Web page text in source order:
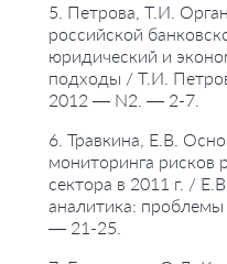
5. Петрова, Т.И.
российской
юридический и
подходы / Т.И.
2012 — N2. — 2-7.
6. Травкина, Е.В.
мониторинга рисков
сектора в 2011 г. /
аналитика:
— 21-25.